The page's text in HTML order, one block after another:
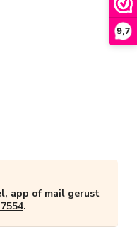
9,7
app of mail gerust
.